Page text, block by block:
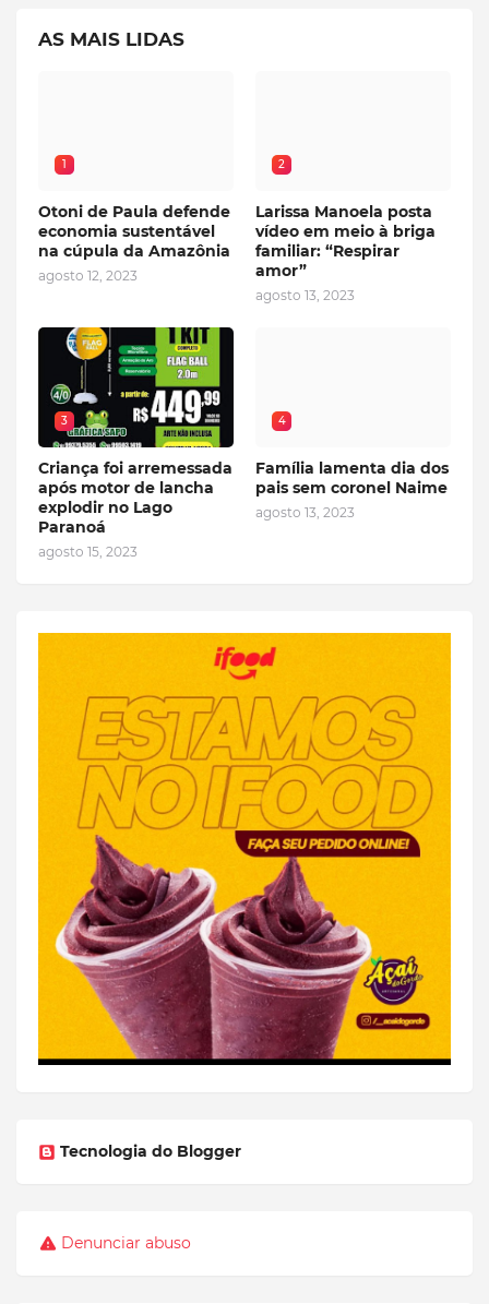
AS MAIS LIDAS
1
Otoni de Paula defende
economia sustentável
na cúpula da Amazônia
agosto 12, 2023
2
Larissa Manoela posta
vídeo em meio à briga
familiar: “Respirar
amor”
agosto 13, 2023
3
Criança foi arremessada
após motor de lancha
explodir no Lago
Paranoá
agosto 15, 2023
4
Família lamenta dia dos
pais sem coronel Naime
agosto 13, 2023
Tecnologia do Blogger
Denunciar abuso